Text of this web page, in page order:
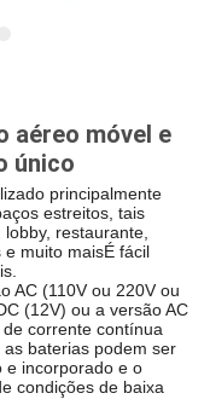
aéreo móvel e
único
principalmente
estreitos, tais
restaurante,
muito maisÉ fácil
AC (110V ou 220V ou
(12V) ou a versão AC
corrente contínua
baterias podem ser
e incorporado e o
condições de baixa